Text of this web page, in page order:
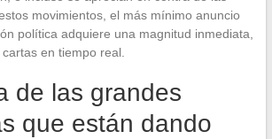
movimientos, el más mínimo anuncio
política adquiere una magnitud inmediata,
en tiempo real.
de las grandes
que están dando